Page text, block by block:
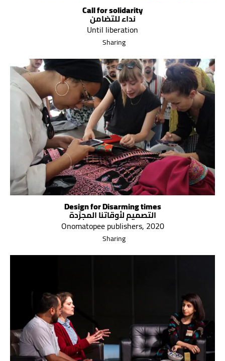
Call for solidarity
نداء للتضامن
Until liberation
Sharing
Design for Disarming times
التصميم لأوقاتنا المجرِّدة
Onomatopee publishers, 2020
Sharing